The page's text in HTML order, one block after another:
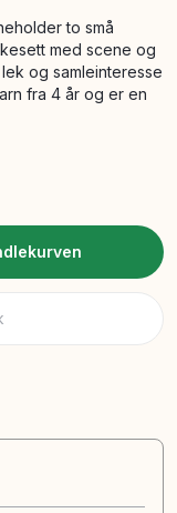
to små
med scene og
og samleinteresse
fra 4 år og er en